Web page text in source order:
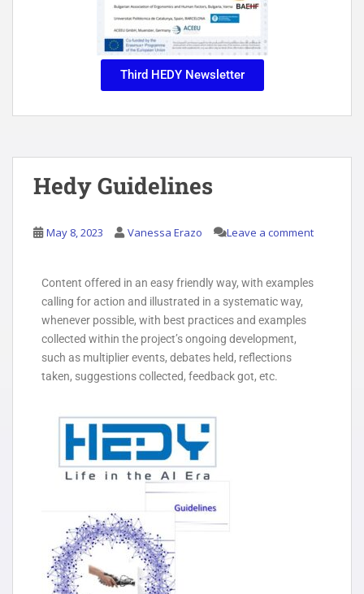
Third HEDY Newsletter
Hedy Guidelines
May 8, 2023 Vanessa Erazo Leave a comment
Content offered in an easy friendly way, with examples
calling for action and illustrated in a systematic way,
whenever possible, with best practices and examples
collected within the project’s ongoing development,
such as multiplier events, debates held, reflections
taken, suggestions collected, feedback got, etc.